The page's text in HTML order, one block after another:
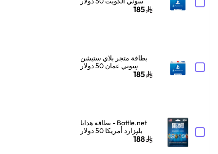
أمريكي إرسال الكود185
بطاقة متجر بلاي ستيشن
سوني عمان 50 دولار
أمريكي توصيل الكود185
Battle.net - بطاقة هدايا
بليزارد أمريكا 50 دولار
أمريكي ألوان متعددة188